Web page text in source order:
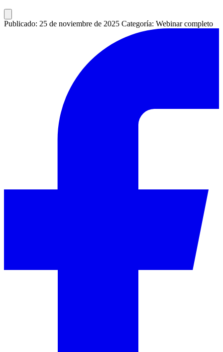
Publicado: 25 de noviembre de 2025 Categoría: Webinar completo